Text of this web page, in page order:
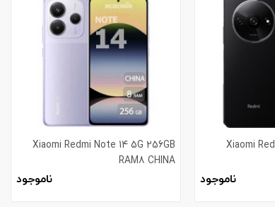
Xiaomi
ناموجود
Xiaomi Redmi Note 14 5G 256GB
RAM8 CHINA
ناموجود